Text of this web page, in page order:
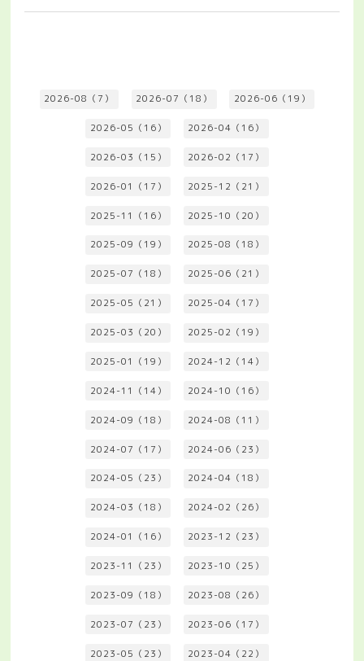
2026-08（7） 2026-07（18） 2026-06（19）
2026-05（16） 2026-04（16）
2026-03（15） 2026-02（17）
2026-01（17） 2025-12（21）
2025-11（16） 2025-10（20）
2025-09（19） 2025-08（18）
2025-07（18） 2025-06（21）
2025-05（21） 2025-04（17）
2025-03（20） 2025-02（19）
2025-01（19） 2024-12（14）
2024-11（14） 2024-10（16）
2024-09（18） 2024-08（11）
2024-07（17） 2024-06（23）
2024-05（23） 2024-04（18）
2024-03（18） 2024-02（26）
2024-01（16） 2023-12（23）
2023-11（23） 2023-10（25）
2023-09（18） 2023-08（26）
2023-07（23） 2023-06（17）
2023-05（23） 2023-04（22）